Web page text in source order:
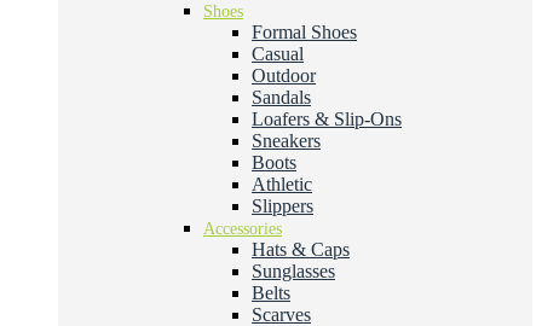
Shoes
Formal Shoes
Casual
Outdoor
Sandals
Loafers & Slip-Ons
Sneakers
Boots
Athletic
Slippers
Accessories
Hats & Caps
Sunglasses
Belts
Scarves